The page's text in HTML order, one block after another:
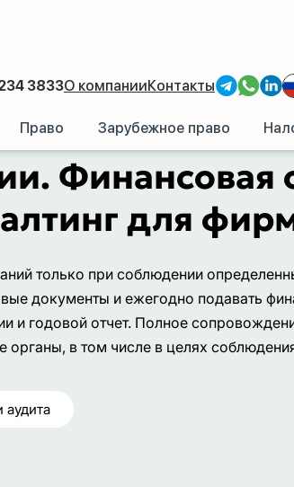
3833О компанииКонтакты
Право Зарубежное право
Финансовая
для
только при соблюдении
документы и ежегодно подавать
и годовой отчет. Полное
органы, в том числе в целях
аудита